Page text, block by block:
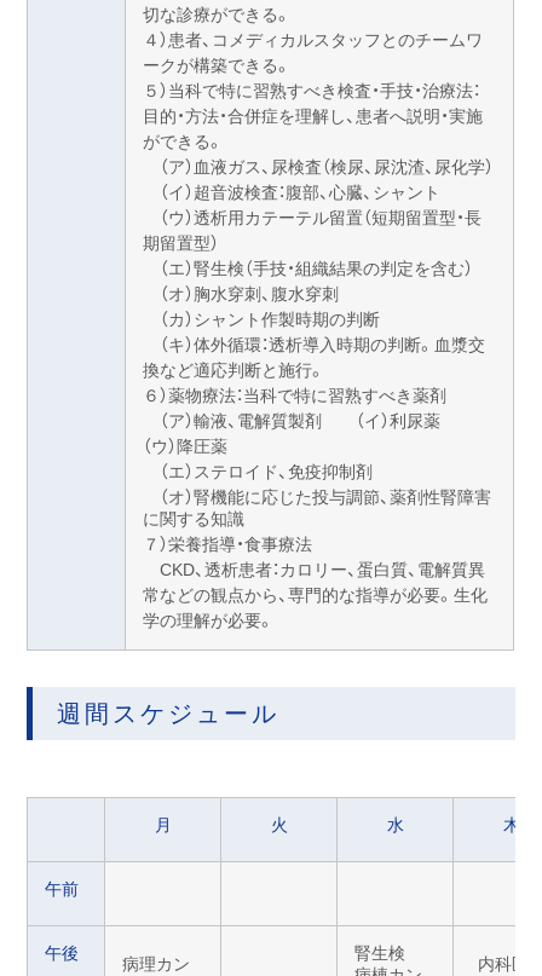
切な診療ができる。
４）患者、コメディカルスタッフとのチームワ
ークが構築できる。
５）当科で特に習熟すべき検査・手技・治療法：
目的・方法・合併症を理解し、患者へ説明・実施
ができる。
（ア）血液ガス、尿検査（検尿、尿沈渣、尿化学）
（イ）超音波検査：腹部、心臓、シャント
（ウ）透析用カテーテル留置（短期留置型・長
期留置型）
（エ）腎生検（手技・組織結果の判定を含む）
（オ）胸水穿刺、腹水穿刺
（カ）シャント作製時期の判断
（キ）体外循環：透析導入時期の判断。血漿交
換など適応判断と施行。
６）薬物療法：当科で特に習熟すべき薬剤
（ア）輸液、電解質製剤 （イ）利尿薬
（ウ）降圧薬
（エ）ステロイド、免疫抑制剤
（オ）腎機能に応じた投与調節、薬剤性腎障害
に関する知識
７）栄養指導・食事療法
CKD、透析患者：カロリー、蛋白質、電解質異
常などの観点から、専門的な指導が必要。生化
学の理解が必要。
週間スケジュール
月 火 水 木
午前
午後
病理カン
腎生検
内科医